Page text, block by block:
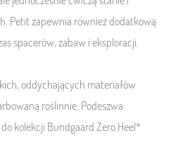
Petit zapewnia również dodatkową
spacerów, zabaw i eksploracji.
oddychających materiałów
roślinnie. Podeszwa
kolekcji Bundgaard Zero Heel*